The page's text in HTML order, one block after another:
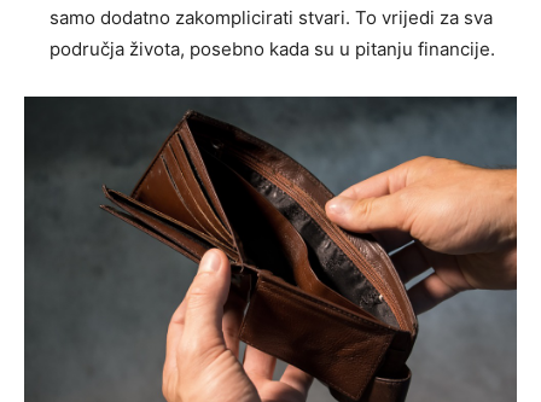
samo dodatno zakomplicirati stvari. To vrijedi za sva
područja života, posebno kada su u pitanju financije.